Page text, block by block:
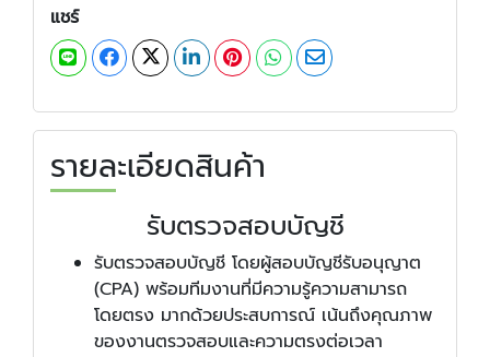
แชร์
รายละเอียดสินค้า
รับตรวจสอบบัญชี
รับตรวจสอบบัญชี โดยผู้สอบบัญชีรับอนุญาต
(CPA) พร้อมทีมงานที่มีความรู้ความสามารถ
โดยตรง มากด้วยประสบการณ์ เน้นถึงคุณภาพ
ของงานตรวจสอบและความตรงต่อเวลา